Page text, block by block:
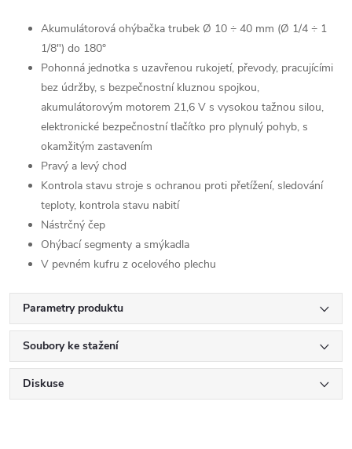
Akumulátorová ohýbačka trubek Ø 10 ÷ 40 mm (Ø 1/4 ÷ 1
1/8") do 180°
Pohonná jednotka s uzavřenou rukojetí, převody, pracujícími
bez údržby, s bezpečnostní kluznou spojkou,
akumulátorovým motorem 21,6 V s vysokou tažnou silou,
elektronické bezpečnostní tlačítko pro plynulý pohyb, s
okamžitým zastavením
Pravý a levý chod
Kontrola stavu stroje s ochranou proti přetížení, sledování
teploty, kontrola stavu nabití
Nástrčný čep
Ohýbací segmenty a smýkadla
V pevném kufru z ocelového plechu
Parametry produktu
Soubory ke stažení
Diskuse